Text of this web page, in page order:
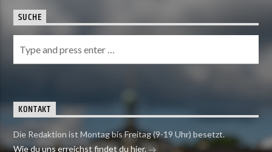
SUCHE
KONTAKT
Die Redaktion ist Montag bis Freitag (9-19 Uhr) besetzt.
Wie du uns erreichst findet du hier.